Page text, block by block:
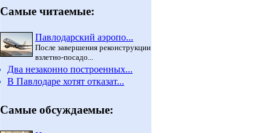
Самые читаемые:
Павлодарский аэропо...
После завершения реконструкции
взлетно-посадо...
Два незаконно построенных...
В Павлодаре хотят отказат...
Самые обсуждаемые: